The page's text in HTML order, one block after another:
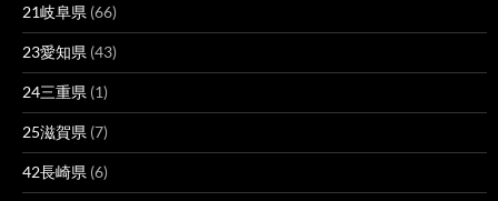
21岐阜県 (66)
23愛知県 (43)
24三重県 (1)
25滋賀県 (7)
42長崎県 (6)